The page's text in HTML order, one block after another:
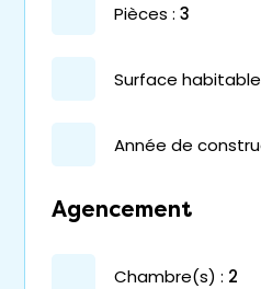
pièces : 3
surface
année de
Agencement
chambre(s) : 2